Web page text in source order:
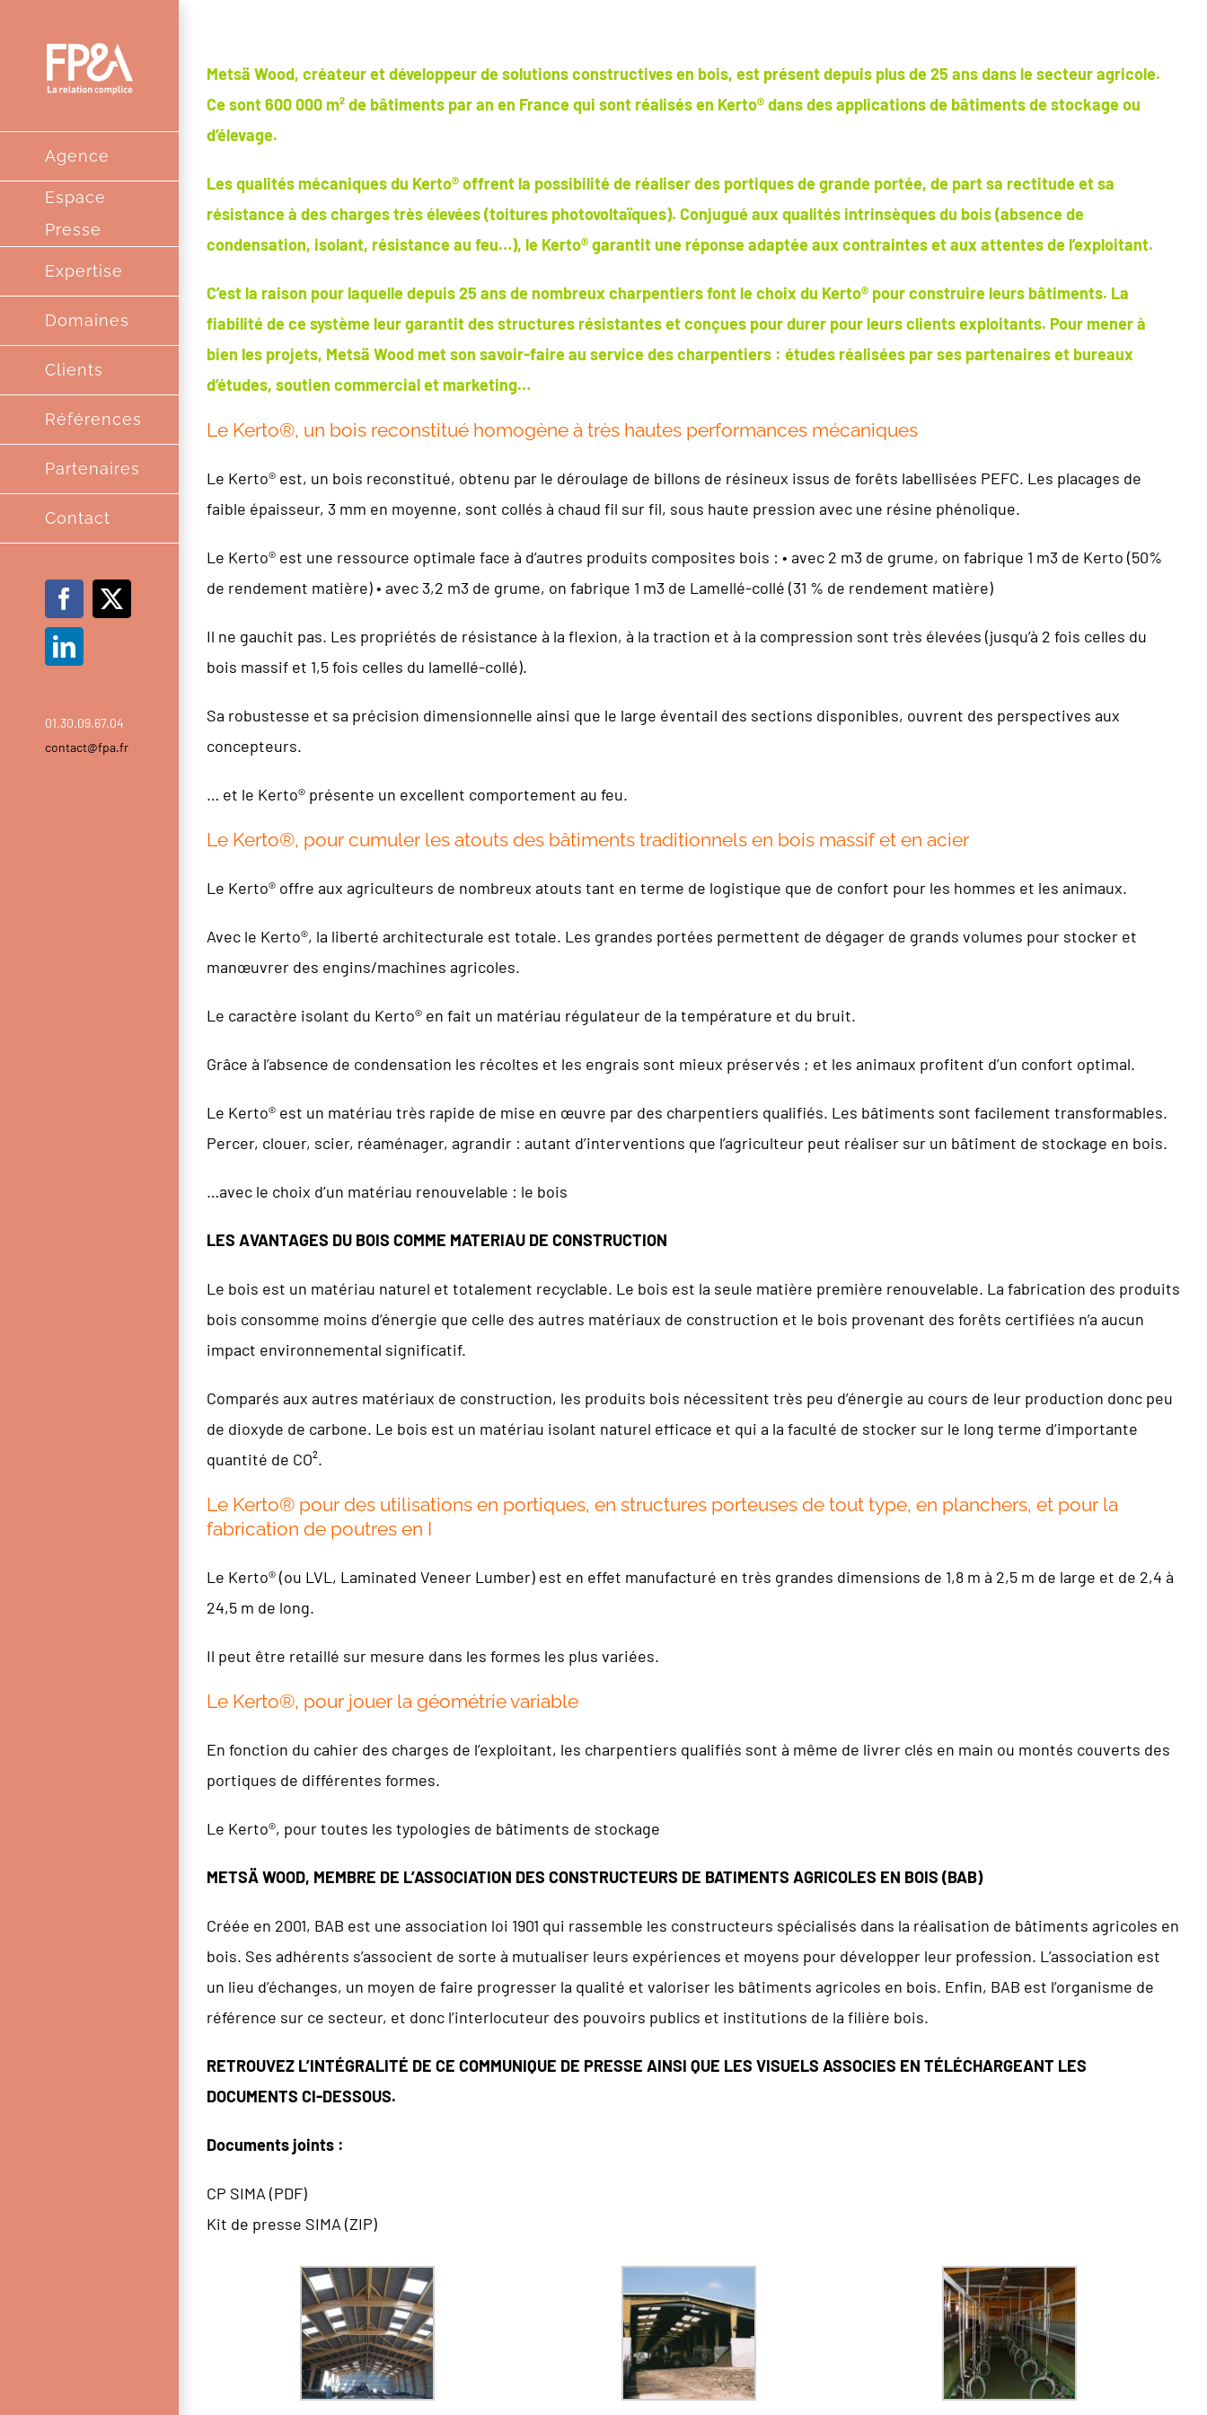
contenu
Agence
Espace
Presse
Expertise
Domaines
Clients
Références
Partenaires
Contact
Facebook
X
LinkedIn
01.30.09.67.04
contact@fpa.fr
Metsä Wood, créateur et développeur de solutions constructives en bois, est présent depuis plus de 25 ans dans le secteur agricole.
Ce sont 600 000 m² de bâtiments par an en France qui sont réalisés en Kerto® dans des applications de bâtiments de stockage ou
d’élevage.
Les qualités mécaniques du Kerto® offrent la possibilité de réaliser des portiques de grande portée, de part sa rectitude et sa
résistance à des charges très élevées (toitures photovoltaïques). Conjugué aux qualités intrinsèques du bois (absence de
condensation, isolant, résistance au feu…), le Kerto® garantit une réponse adaptée aux contraintes et aux attentes de l’exploitant.
C’est la raison pour laquelle depuis 25 ans de nombreux charpentiers font le choix du Kerto® pour construire leurs bâtiments. La
fiabilité de ce système leur garantit des structures résistantes et conçues pour durer pour leurs clients exploitants. Pour mener à
bien les projets, Metsä Wood met son savoir-faire au service des charpentiers : études réalisées par ses partenaires et bureaux
d’études, soutien commercial et marketing…
Le Kerto®, un bois reconstitué homogène à très hautes performances mécaniques
Le Kerto® est, un bois reconstitué, obtenu par le déroulage de billons de résineux issus de forêts labellisées PEFC. Les placages de
faible épaisseur, 3 mm en moyenne, sont collés à chaud fil sur fil, sous haute pression avec une résine phénolique.
Le Kerto® est une ressource optimale face à d’autres produits composites bois : • avec 2 m3 de grume, on fabrique 1 m3 de Kerto (50%
de rendement matière) • avec 3,2 m3 de grume, on fabrique 1 m3 de Lamellé-collé (31 % de rendement matière)
Il ne gauchit pas. Les propriétés de résistance à la flexion, à la traction et à la compression sont très élevées (jusqu’à 2 fois celles du
bois massif et 1,5 fois celles du lamellé-collé).
Sa robustesse et sa précision dimensionnelle ainsi que le large éventail des sections disponibles, ouvrent des perspectives aux
concepteurs.
… et le Kerto® présente un excellent comportement au feu.
Le Kerto®, pour cumuler les atouts des bâtiments traditionnels en bois massif et en acier
Le Kerto® offre aux agriculteurs de nombreux atouts tant en terme de logistique que de confort pour les hommes et les animaux.
Avec le Kerto®, la liberté architecturale est totale. Les grandes portées permettent de dégager de grands volumes pour stocker et
manœuvrer des engins/machines agricoles.
Le caractère isolant du Kerto® en fait un matériau régulateur de la température et du bruit.
Grâce à l’absence de condensation les récoltes et les engrais sont mieux préservés ; et les animaux profitent d’un confort optimal.
Le Kerto® est un matériau très rapide de mise en œuvre par des charpentiers qualifiés. Les bâtiments sont facilement transformables.
Percer, clouer, scier, réaménager, agrandir : autant d’interventions que l’agriculteur peut réaliser sur un bâtiment de stockage en bois.
…avec le choix d’un matériau renouvelable : le bois
LES AVANTAGES DU BOIS COMME MATERIAU DE CONSTRUCTION
Le bois est un matériau naturel et totalement recyclable. Le bois est la seule matière première renouvelable. La fabrication des produits
bois consomme moins d’énergie que celle des autres matériaux de construction et le bois provenant des forêts certifiées n’a aucun
impact environnemental significatif.
Comparés aux autres matériaux de construction, les produits bois nécessitent très peu d’énergie au cours de leur production donc peu
de dioxyde de carbone. Le bois est un matériau isolant naturel efficace et qui a la faculté de stocker sur le long terme d’importante
quantité de CO².
Le Kerto® pour des utilisations en portiques, en structures porteuses de tout type, en planchers, et pour la
fabrication de poutres en I
Le Kerto® (ou LVL, Laminated Veneer Lumber) est en effet manufacturé en très grandes dimensions de 1,8 m à 2,5 m de large et de 2,4 à
24,5 m de long.
Il peut être retaillé sur mesure dans les formes les plus variées.
Le Kerto®, pour jouer la géométrie variable
En fonction du cahier des charges de l’exploitant, les charpentiers qualifiés sont à même de livrer clés en main ou montés couverts des
portiques de différentes formes.
Le Kerto®, pour toutes les typologies de bâtiments de stockage
METSÄ WOOD, MEMBRE DE L’ASSOCIATION DES CONSTRUCTEURS DE BATIMENTS AGRICOLES EN BOIS (BAB)
Créée en 2001, BAB est une association loi 1901 qui rassemble les constructeurs spécialisés dans la réalisation de bâtiments agricoles en
bois. Ses adhérents s’associent de sorte à mutualiser leurs expériences et moyens pour développer leur profession. L’association est
un lieu d’échanges, un moyen de faire progresser la qualité et valoriser les bâtiments agricoles en bois. Enfin, BAB est l’organisme de
référence sur ce secteur, et donc l’interlocuteur des pouvoirs publics et institutions de la filière bois.
RETROUVEZ L’INTÉGRALITÉ DE CE COMMUNIQUE DE PRESSE AINSI QUE LES VISUELS ASSOCIES EN TÉLÉCHARGEANT LES
DOCUMENTS CI-DESSOUS.
Documents joints :
CP SIMA (PDF)
Kit de presse SIMA (ZIP)